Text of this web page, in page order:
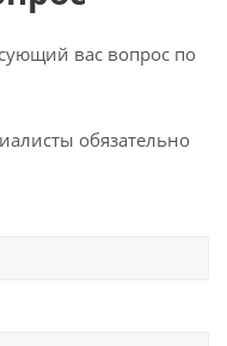
вас вопрос по
обязательно